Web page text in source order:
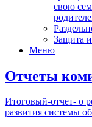
свою
Защита
Меню
Отчеты
Итоговый-отчет- о
развития системы